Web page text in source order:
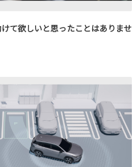
て欲しいと思ったことはありませ